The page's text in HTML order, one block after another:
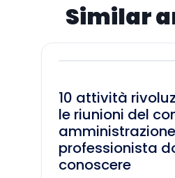
Similar
10 attività
le riunioni del
professionista
conoscere